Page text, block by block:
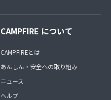
CAMPFIRE について
CAMPFIREとは
あんしん・安全への取り組み
ニュース
ヘルプ